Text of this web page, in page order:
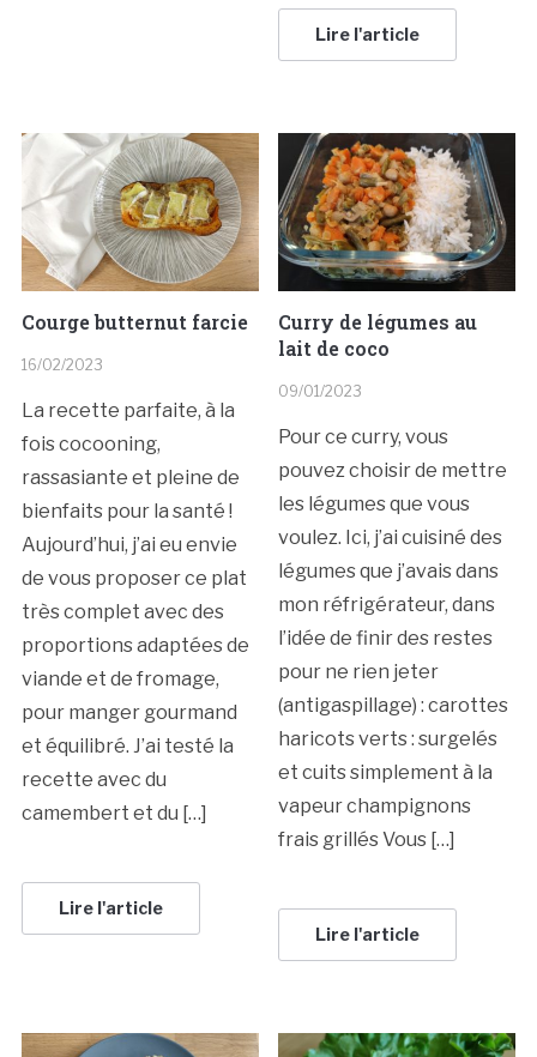
Lire l'article
Courge butternut farcie
16/02/2023
La recette parfaite, à la
fois cocooning,
rassasiante et pleine de
bienfaits pour la santé !
Aujourd’hui, j’ai eu envie
de vous proposer ce plat
très complet avec des
proportions adaptées de
viande et de fromage,
pour manger gourmand
et équilibré. J’ai testé la
recette avec du
camembert et du […]
Lire l'article
Curry de légumes au
lait de coco
09/01/2023
Pour ce curry, vous
pouvez choisir de mettre
les légumes que vous
voulez. Ici, j’ai cuisiné des
légumes que j’avais dans
mon réfrigérateur, dans
l’idée de finir des restes
pour ne rien jeter
(antigaspillage) : carottes
haricots verts : surgelés
et cuits simplement à la
vapeur champignons
frais grillés Vous […]
Lire l'article